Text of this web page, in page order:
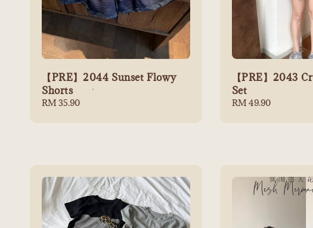
【PRE】2044 Sunset Flowy
Shorts
Regular
RM 35.90
【PRE】2043
Set
Regular
RM 49.90